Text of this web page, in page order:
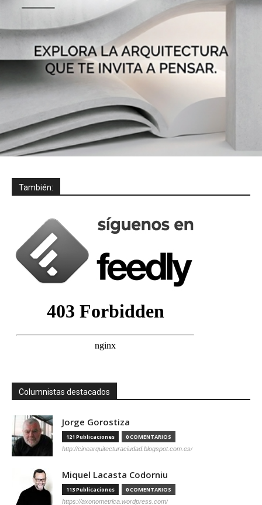
También:
Columnistas destacados
Jorge Gorostiza
121 Publicaciones 0 COMENTARIOS
http://cinearquitecturaciudad.blogspot.com.es/
Miquel Lacasta Codorniu
113 Publicaciones 0 COMENTARIOS
https://axonometrica.wordpress.com/